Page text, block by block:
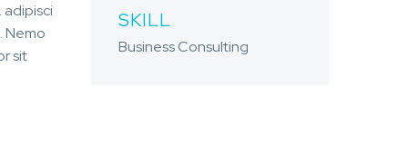
Nemo
sit
SKILL
Business Consulting